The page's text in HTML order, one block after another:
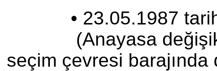
• 23.05.1987 tarih /
(Anayasa
seçim çevresi barajında